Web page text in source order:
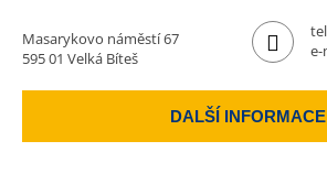
Masarykovo náměstí 67
595 01 Velká Bíteš
e-
DALŠÍ INFORMACE